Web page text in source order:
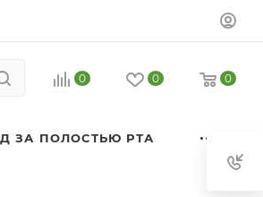
0 0 0
ЗА ПОЛОСТЬЮ РТА